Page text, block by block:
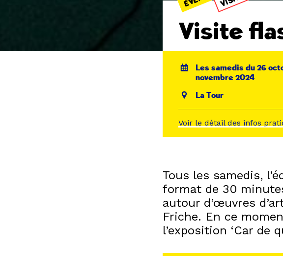
Visite
Les samedis du 26
novembre 2024
La Tour
Voir le détail des infos
Tous les samedis,
format de 30
autour d’œuvres
Friche. En ce
l’exposition ‘Car de